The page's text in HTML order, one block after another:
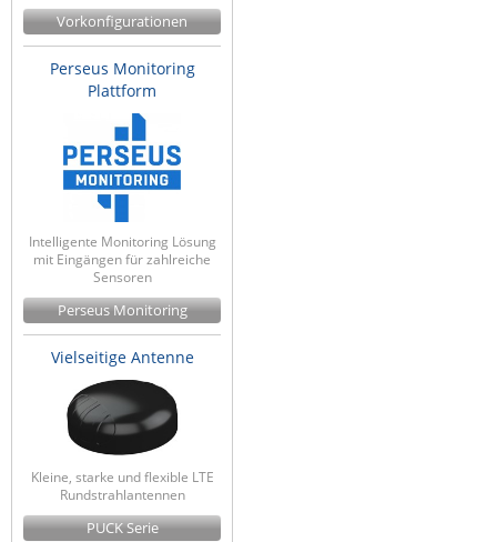
Riello UPS
Server Technology
SIRIO Antenne
Sunbird
Tactical Software
Teltonika
Unwired Networks
Vision
Westermo
Yuasa
ZPE Systems
Vorkonfigurationen
Perseus Monitoring
Plattform
Intelligente Monitoring Lösung
mit Eingängen für zahlreiche
Sensoren
Perseus Monitoring
Vielseitige Antenne
Kleine, starke und flexible LTE
Rundstrahlantennen
PUCK Serie